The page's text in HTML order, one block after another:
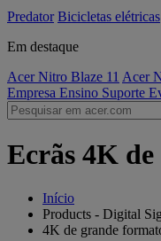
Predator Bicicletas elétricas
Em destaque
Acer Nitro Blaze 11 Acer
Empresa Ensino Suporte
Ecrãs 4K
Início
Products - Digital
4K de grande